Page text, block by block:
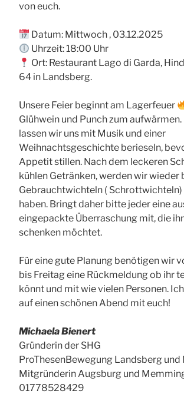
von euch.
Datum: Mittwoch , 03.12.2025
Uhrzeit: 18:00 Uhr
Ort: Restaurant Lago di Garda,
64 in Landsberg.
Unsere Feier beginnt am Lagerfeuer
Glühwein und Punch zum aufwärmen.
lassen wir uns mit Musik und einer
Weihnachtsgeschichte berieseln,
Appetit stillen. Nach dem leckeren
kühlen Getränken, werden wir wieder
Gebrauchtwichteln ( Schrottwichteln)
haben. Bringt daher bitte jeder eine
eingepackte Überraschung mit, die
schenken möchtet.
Für eine gute Planung benötigen wir
bis Freitag eine Rückmeldung ob ihr
könnt und mit wie vielen Personen.
auf einen schönen Abend mit euch!
Michaela Bienert
Gründerin der SHG
ProThesenBewegung Landsberg und
Mitgründerin Augsburg und
01778528429